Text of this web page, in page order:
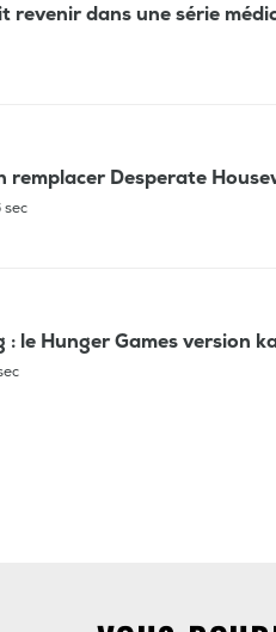
revenir dans une série
Desperate
sec
le Hunger Games version